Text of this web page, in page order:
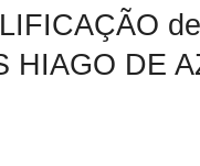
HIAGO DE